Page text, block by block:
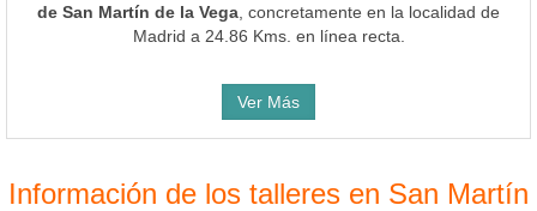
de San Martín de la Vega , concretamente en la localidad de
Madrid a 24.86 Kms. en línea recta.
Ver Más
Información de los talleres en San Martín